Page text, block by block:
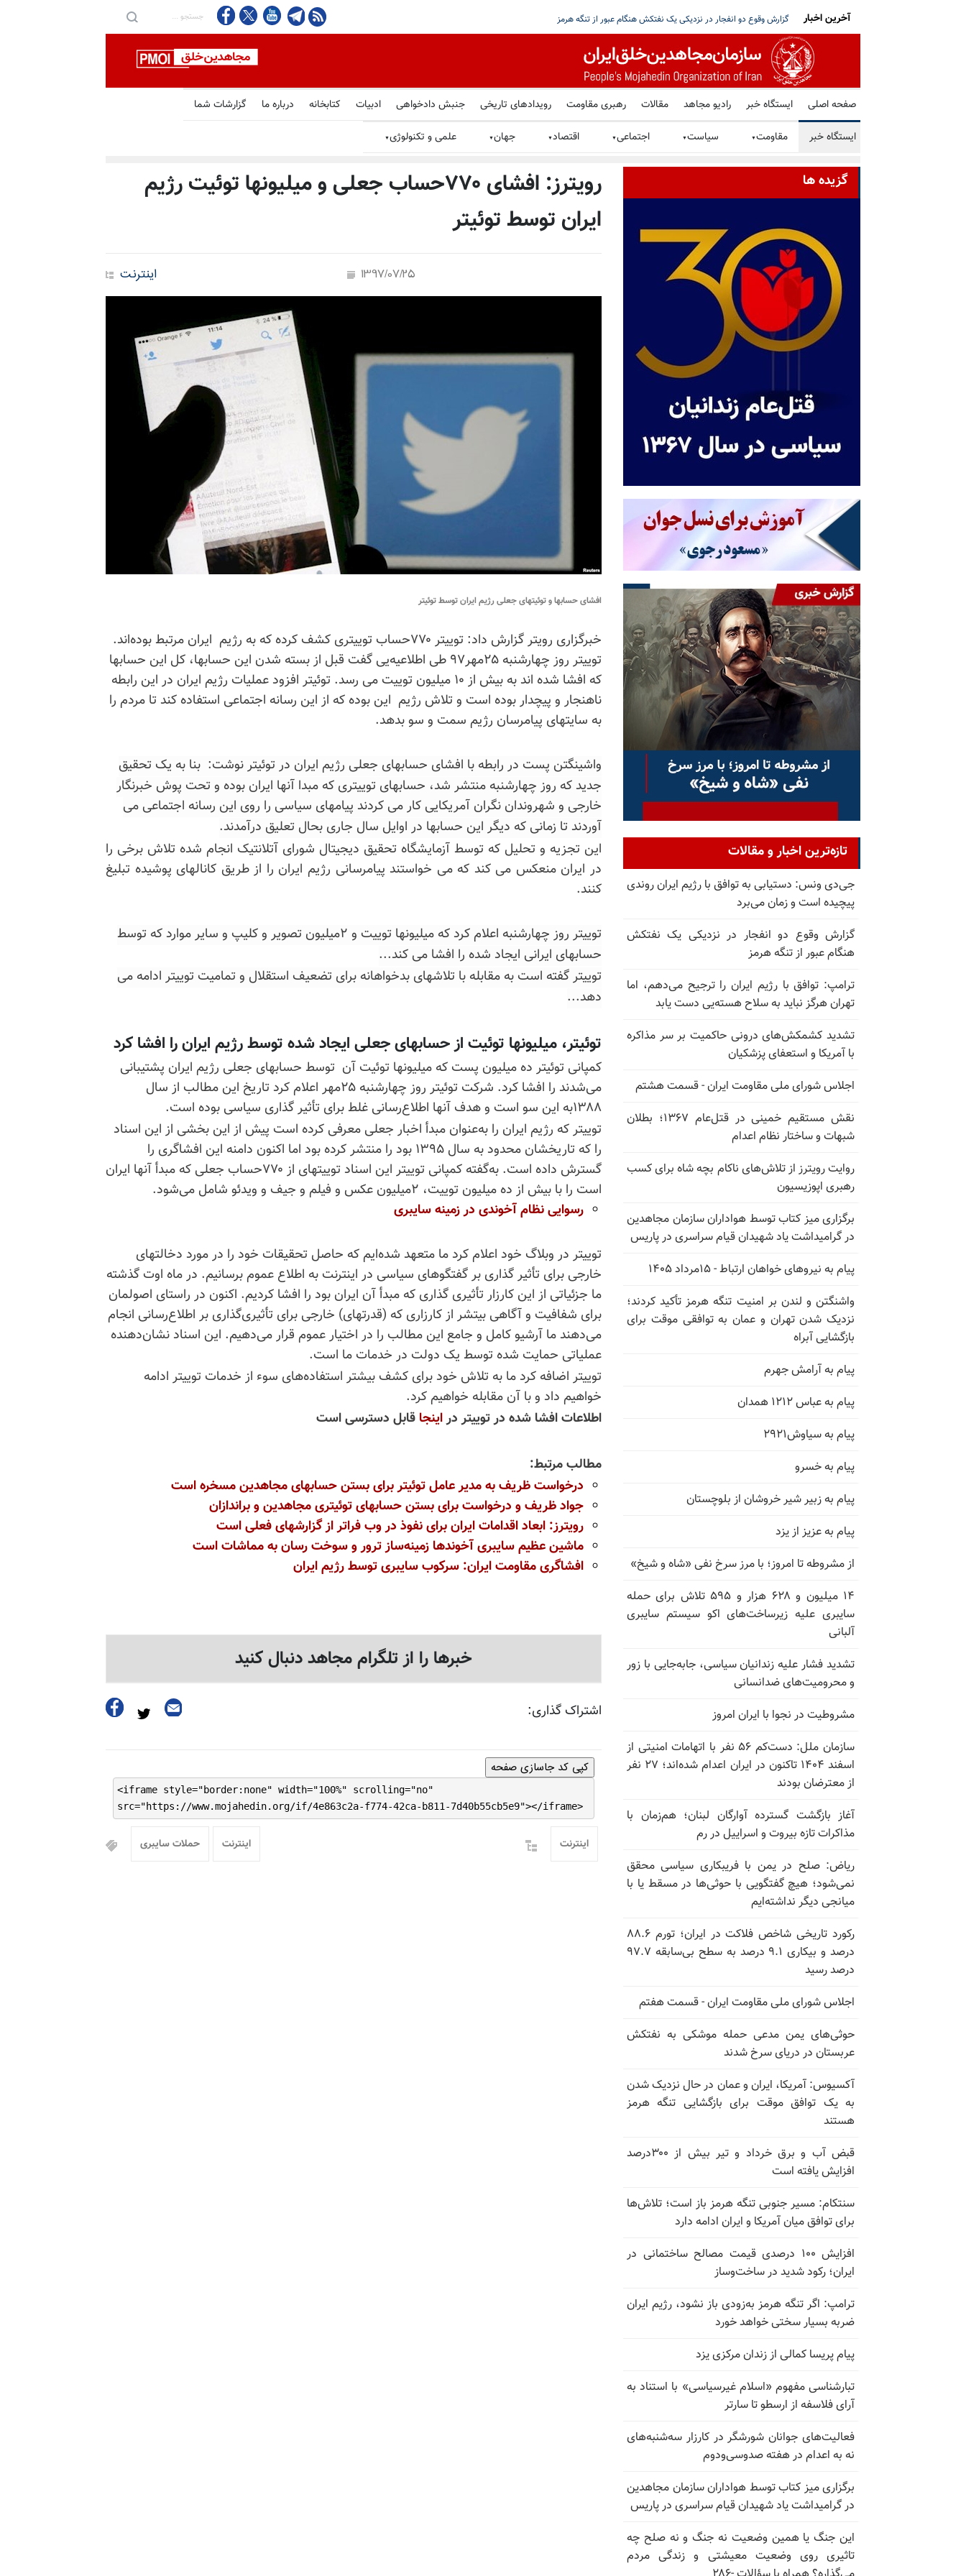
ترامپ: توافق با رژیم ایران را ترجیح می‌دهم، اما تهران هرگز نباید به سلاح هسته‌یی بر سر مذاکره با آمریکا و استعفای پزشکیان
آخرین اخبار
صفحه اصلی ایستگاه خبر رادیو مجاهد مقالات رهبری مقاومت رویدادهای تاریخی جنبش دادخواهی ادبیات کتابخانه درباره ما گزارشات شما
ایستگاه خبر مقاومت▼ سیاست▼ اجتماعی▼ اقتصاد▼ جهان▼ علمی و تکنولوژی▼
رویترز: ‌افشای ۷۷۰حساب جعلی و میلیونها توئیت رژیم
ایران توسط توئیتر
اینترنت 1397/07/25
افشای حسابها و توئیتهای جعلی رژیم ایران توسط توئیتر
خبرگزاری رویتر گزارش داد: ‌توییتر ۷۷۰حساب توییتری کشف کرده که به رژیم ایران مرتبط بوده‌اند.
توییتر روز چهارشنبه ۲۵مهر۹۷ طی اطلاعیه‌یی گفت قبل از بسته شدن این حسابها، کل این حسابها
که افشا شده اند به بیش از ۱۰ میلیون توییت می رسد. توئیتر افزود عملیات رژیم ایران در این رابطه
ناهنجار و پیچدار بوده است و تلاش رژیم این بوده که از این رسانه اجتماعی استفاده کند تا مردم را
به سایتهای پیامرسان رژیم سمت و سو بدهد.
واشینگتن پست در رابطه با افشای حسابهای جعلی رژیم ایران در توئیتر نوشت: بنا به یک تحقیق
جدید که روز چهارشنبه منتشر شد، حسابهای توییتری که مبدا آنها ایران بوده و تحت پوش خبرنگار
خارجی و شهروندان نگران آمریکایی کار می کردند پیامهای سیاسی را روی این رسانه اجتماعی می
آوردند تا زمانی که دیگر این حسابها در اوایل سال جاری بحال تعلیق درآمدند.
این تجزیه و تحلیل که توسط آزمایشگاه تحقیق دیجیتال شورای آتلانتیک انجام شده تلاش برخی را
در ایران منعکس می کند که می خواستند پیامرسانی رژیم ایران را از طریق کانالهای پوشیده تبلیغ
کنند.
توییتر روز چهارشنبه اعلام کرد که میلیونها توییت و ۲میلیون تصویر و کلیپ و سایر موارد که توسط
حسابهای ایرانی ایجاد شده را افشا می کند...
توییتر گفته است به مقابله با تلاشهای بدخواهانه برای تضعیف استقلال و تمامیت توییتر ادامه می
دهد...
توئیتر، میلیونها توئیت از حسابهای جعلی ایجاد شده توسط رژیم ایران را افشا کرد
کمپانی توئیتر ده میلیون پست که میلیونها توئیت آن توسط حسابهای جعلی رژیم ایران پشتیبانی
می‌شدند را افشا کرد. شرکت توئیتر
روز چهارشنبه ۲۵مهر اعلام کرد تاریخ این مطالب از سال
۱۳۸۸به این سو است و هدف آنها اطلاع‌رسانی غلط برای تأثیر گذاری سیاسی بوده است.
توییتر که رژیم ایران را به‌عنوان مبدأ اخبار جعلی معرفی کرده است پیش از این بخشی از این اسناد
را که تاریخشان محدود به سال ۱۳۹۵ بود را منتشر کرده بود اما اکنون دامنه این افشاگری را
گسترش داده است. به‌گفته کمپانی توییتر این اسناد توییتهای از ۷۷۰حساب جعلی که مبدأ آنها ایران
است را با بیش از ده میلیون توییت، ۲میلیون عکس و فیلم و جیف و ویدئو شامل می‌شود.
رسوایی نظام آخوندی در زمینه سایبری
توییتر در وبلاگ خود اعلام کرد ما متعهد شده‌ایم که حاصل تحقیقات خود را در مورد دخالتهای
خارجی برای تأثیر گذاری بر گفتگوهای سیاسی در اینترنت به اطلاع عموم برسانیم. در ماه اوت گذشته
ما جزئیاتی از این کارزار تأثیری گذاری که مبدأ آن ایران بود را افشا کردیم. اکنون در راستای اصولمان
برای شفافیت و آگاهی بیتشر از کارزاری که (قدرتهای) خارجی برای تأثیری‌گذاری بر اطلاع‌رسانی انجام
می‌دهند ما آرشیو کامل و جامع این مطالب را در اختیار عموم قرار می‌دهیم. این اسناد نشان‌دهنده
عملیاتی حمایت شده توسط یک دولت در خدمات ما است.
توییتر اضافه کرد ما به تلاش خود برای کشف بیشتر استفاده‌های سوء از خدمات توییتر ادامه
خواهیم داد و با آن مقابله خواهیم کرد.
اطلاعات افشا‌ شده در توییتر دراینجا قابل دسترسی است
مطالب مرتبط:
درخواست ظریف به مدیر عامل توئیتر برای بستن حسابهای مجاهدین مسخره است
جواد ظریف و درخواست برای بستن حسابهای توئیتری مجاهدین و براندازان
رویترز: ابعاد اقدامات ایران برای نفوذ در وب فراتر از گزارشهای فعلی است
ماشین عظیم سایبری آخوندها زمینه‌ساز ترور و سوخت رسان به مماشات است
افشاگری مقاومت ایران: سرکوب سایبری توسط رژیم ایران
خبرها را از تلگرام مجاهد دنبال کنید
اشتراک گذاری:
کپی کد جاسازی صفحه
<iframe style="border:none" width="100%" scrolling="no"
src="https://www.mojahedin.org/if/4e863c2a-f774-42ca-b811-7d40b55cb5e9"></iframe>
اینترنت حملات سایبری اینترنت
گزیده ها
تازه‌ترین اخبار و مقالات
جی‌دی ونس: دستیابی به توافق با رژیم ایران روندی
پیچیده است و زمان می‌برد
گزارش وقوع دو انفجار در نزدیکی یک نفتکش
هنگام عبور از تنگه هرمز
ترامپ: توافق با رژیم ایران را ترجیح می‌دهم، اما
تهران هرگز نباید به سلاح هسته‌یی دست یابد
تشدید کشمکش‌های درونی حاکمیت بر سر مذاکره
با آمریکا و استعفای پزشکیان
اجلاس شورای ملی مقاومت ایران - قسمت هشتم
نقش مستقیم خمینی در قتل‌عام ۱۳۶۷؛ بطلان
شبهات و ساختار نظام اعدام
روایت رویترز از تلاش‌های ناکام بچه شاه برای کسب
رهبری اپوزیسیون
برگزاری میز کتاب توسط هواداران سازمان مجاهدین
در گرامیداشت یاد شهیدان قیام سراسری در پاریس
پیام به نیروهای خواهان ارتباط - ۱۵مرداد ۱۴۰۵
واشنگتن و لندن بر امنیت تنگه هرمز تأکید کردند؛
نزدیک شدن تهران و عمان به توافقی موقت برای
بازگشایی آبراه
پیام به آرامش جهرم
پیام به عباس ۱۲۱۲ همدان
پیام به سیاوش۲۹۲۱
پیام به خسرو
پیام به زبیر شیر خروشان از بلوچستان
پیام به عزیز از یزد
از مشروطه تا امروز؛ با مرز سرخ نفی «شاه و شیخ»
۱۴ میلیون و ۶۲۸ هزار و ۵۹۵ تلاش برای حمله
سایبری علیه زیرساخت‌های اکو سیستم سایبری
آلبانی
تشدید فشار علیه زندانیان سیاسی، جابه‌جایی با زور
و محرومیت‌های ضدانسانی
مشروطیت در نجوا با ایران امروز
سازمان ملل: دست‌کم ۵۶ نفر با اتهامات امنیتی از
اسفند ۱۴۰۴ تاکنون در ایران اعدام شده‌اند؛ ۲۷ نفر
از معترضان بودند
آغاز بازگشت گسترده آوارگان لبنان؛ هم‌زمان با
مذاکرات تازه بیروت و اسراییل در رم
ریاض: صلح در یمن با فریبکاری سیاسی محقق
نمی‌شود؛ هیچ گفتگویی با حوثی‌ها در مسقط یا با
میانجی دیگر نداشته‌ایم
رکورد تاریخی شاخص فلاکت در ایران؛ تورم ۸۸.۶
درصد و بیکاری ۹.۱ درصد به سطح بی‌سابقه ۹۷.۷
درصد رسید
اجلاس شورای ملی مقاومت ایران - قسمت هفتم
حوثی‌های یمن مدعی حمله موشکی به نفتکش
عربستان در دریای سرخ شدند
آکسیوس: آمریکا، ایران و عمان در حال نزدیک شدن
به یک توافق موقت برای بازگشایی تنگه هرمز
هستند
قبض آب و برق خرداد و تیر بیش از ۳۰۰درصد
افزایش یافته است
سنتکام: مسیر جنوبی تنگه هرمز باز است؛ تلاش‌ها
برای توافق میان آمریکا و ایران ادامه دارد
افزایش ۱۰۰ درصدی قیمت مصالح ساختمانی در
ایران؛ رکود شدید در ساخت‌وساز
ترامپ: اگر تنگه هرمز به‌زودی باز نشود، رژیم ایران
ضربه بسیار سختی خواهد خورد
پیام پریسا کمالی از زندان مرکزی یزد
تبارشناسی مفهوم «اسلام غیرسیاسی» با استناد به
آرای فلاسفه از ارسطو تا سارتر
فعالیت‌های جوانان شورشگر در کارزار سه‌شنبه‌های
نه به اعدام در هفته صدوسی‌و‌دوم
برگزاری میز کتاب توسط هواداران سازمان مجاهدین
در گرامیداشت یاد شهیدان قیام سراسری در پاریس
این جنگ یا همین وضعیت نه جنگ و نه صلح چه
تاثیری روی وضعیت معیشتی و زندگی مردم